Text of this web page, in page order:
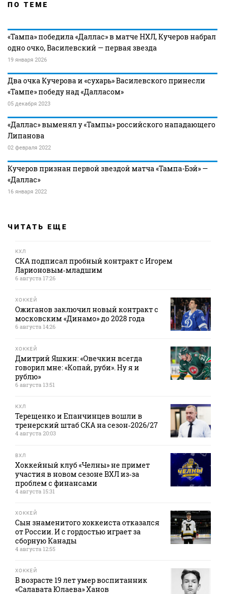
ПО ТЕМЕ
«Тампа» победила «Даллас» в матче НХЛ, Кучеров набрал
одно очко, Василевский — первая звезда
19 января 2026
Два очка Кучерова и «сухарь» Василевского принесли
«Тампе» победу над «Далласом»
05 декабря 2023
«Даллас» выменял у «Тампы» российского нападающего
Липанова
02 февраля 2022
Кучеров признан первой звездой матча «Тампа-Бэй» —
«Даллас»
16 января 2022
ЧИТАТЬ ЕЩЕ
КХЛ
СКА подписал пробный контракт с Игорем
Ларионовым‑младшим
6 августа 17:26
ХОККЕЙ
Ожиганов заключил новый контракт с
московским «Динамо» до 2028 года
6 августа 14:26
ХОККЕЙ
Дмитрий Яшкин: «Овечкин всегда
говорил мне: «Копай, руби». Ну я и
рублю»
6 августа 13:51
КХЛ
Терещенко и Епанчинцев вошли в
тренерский штаб СКА на сезон‑2026/27
4 августа 20:03
ВХЛ
Хоккейный клуб «Челны» не примет
участия в новом сезоне ВХЛ из‑за
проблем с финансами
4 августа 15:31
ХОККЕЙ
Сын знаменитого хоккеиста отказался
от России. И с гордостью играет за
сборную Канады
4 августа 12:55
ХОККЕЙ
В возрасте 19 лет умер воспитанник
«Салавата Юлаева» Ханов